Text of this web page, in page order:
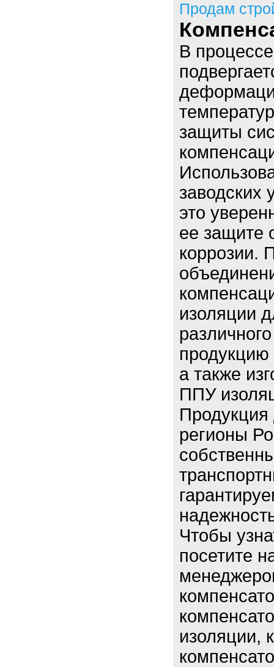
Продам
В
защиты
заводских
это
ее защите
коррозии.
изоляции
продукцию
а также
ППУ
Продукция
регионы
Чтобы
посетите
изоляции,